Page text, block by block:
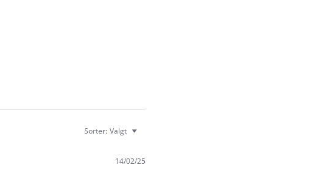
Sorter: Valgt
14/02/25